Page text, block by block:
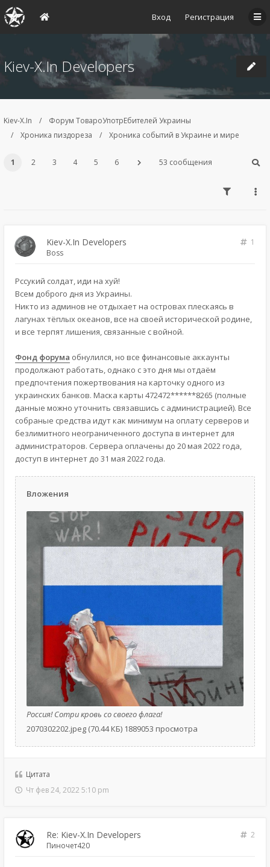
Вход Регистрация
Kiev-X.In Developers
Kiev-X.In
Форум ТовароУпотрЕбителей Украины
Хроника пиздореза
Хроника событий в Украине и мире
1 2 3 4 5 6 53 сообщения
Kiev-X.In Developers
1
Boss
Рссукий солдат, иди на хуй!
Всем доброго дня из Украины.
Никто из админов не отдыхает на островах плескаясь в
лагунах тёплых океанов, все на своей исторической родине,
и все терпят лишения, связанные с войной.
Фонд форума обнулился, но все финансовые аккаунты
продолжают работать, однако с это дня мы отдаём
предпочтения пожертвования на карточку одного из
украинских банков. Маска карты 472472******8265 (полные
данные можно уточнить связавшись с администрацией). Все
собраные средства идут как минимум на оплату серверов и
безлимитного неограниченного доступа в интернет для
администраторов. Сервера оплачены до 20 мая 2022 года,
доступ в интернет до 31 мая 2022 года.
Вложения
Россия! Сотри кровь со своего флага!
2070302202.jpeg (70.44 КБ) 1889053 просмотра
Цитата
Чт фев 24, 2022 5:10 pm
Re: Kiev-X.In Developers
2
Пиночет420